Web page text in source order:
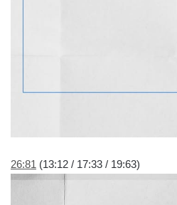
26:81 (13:12 / 17:33 / 19:63)